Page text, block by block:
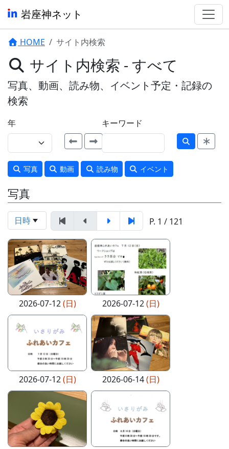
岩座神ネット
HOME サイト内検索
サイト内検索 - すべて
写真、動画、読み物、イベント予定・記録の
検索
年 キーワード
写真 動画 読み物 イベント
写真
日時 P. 1 / 121
2026-07-12(日) 2026-07-12(日)
2026-07-12(日) 2026-06-14(日)